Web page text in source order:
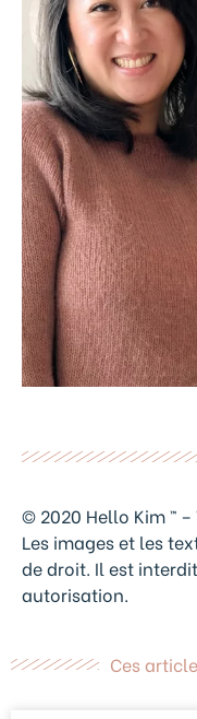
© 2020 Hello Kim ™
Les images et les
de droit. Il est
autorisation.
Ces